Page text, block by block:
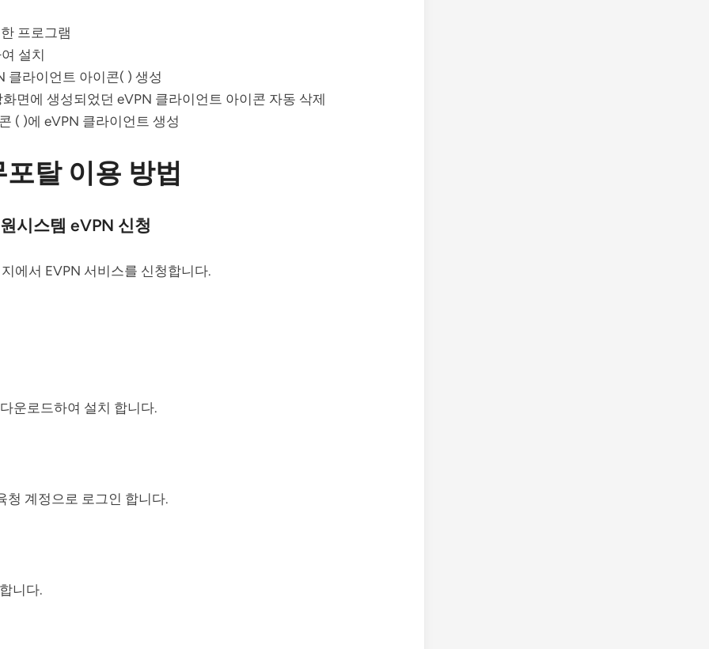
프로그램
설치
라이언트 아이콘( ) 생성
면에 생성되었던 eVPN 클라이언트 아이콘 자동 삭제
( )에 eVPN 클라이언트 생성
탈 이용 방법
시스템 eVPN 신청
에서 EVPN 서비스를 신청합니다.
운로드하여 설치 합니다.
청 계정으로 로그인 합니다.
니다.